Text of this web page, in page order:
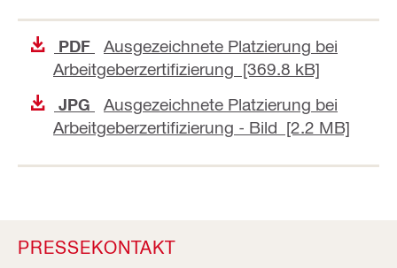
PDF
Ausgezeichnete Platzierung bei
Arbeitgeberzertifizierung [369.8 kB]
JPG
Ausgezeichnete Platzierung bei
Arbeitgeberzertifizierung - Bild [2.2 MB]
PRESSEKONTAKT